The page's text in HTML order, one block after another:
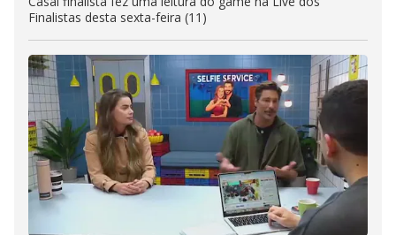
Finalistas desta sexta-feira (11)